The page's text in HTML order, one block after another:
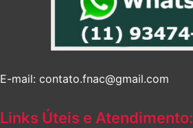
E-mail: contato.fnac@gmail.com
Links Úteis e Atendimento: